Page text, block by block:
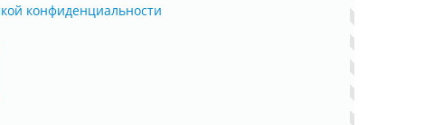
конфиденциальности